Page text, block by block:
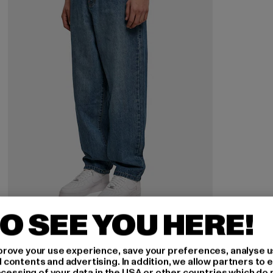
URBAN CLASSICS
90‘s Jeans Loose
20,00 EUR
Derzeitiger Preis: 20,00 EUR
49,99 EURAktionspreis: 49,99 EUR
SEE YOU HERE!
your use experience, save your preferences, analyse
and advertising. In addition, we allow partners to